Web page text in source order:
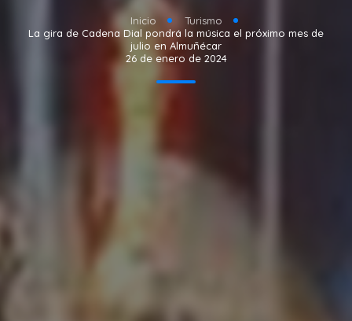
Inicio
Turismo
La gira de Cadena Dial pondrá la música el próximo mes de
julio en Almuñécar
26 de enero de 2024